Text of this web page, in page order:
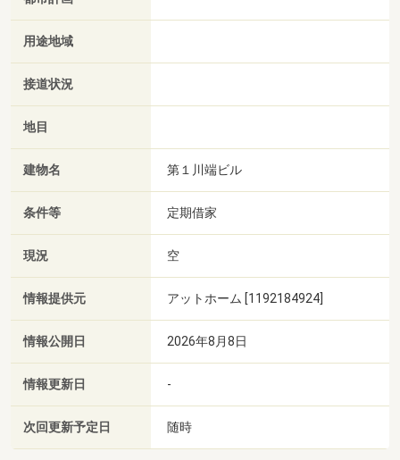
用途地域
接道状況
地目
建物名 第１川端ビル
条件等 定期借家
現況 空
情報提供元 アットホーム [1192184924]
情報公開日 2026年8月8日
情報更新日 -
次回更新予定日 随時